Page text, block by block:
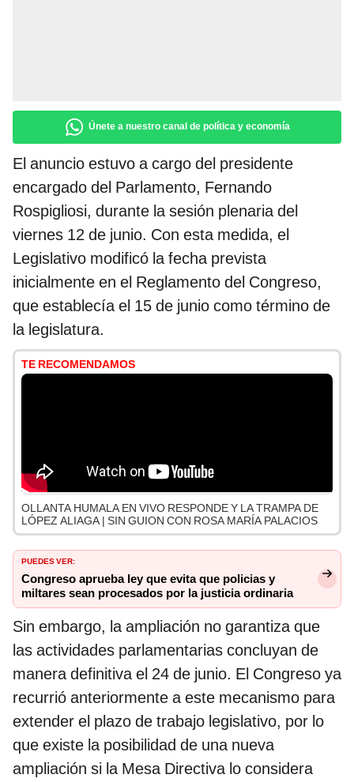
Únete a nuestro canal de política y economía
El anuncio estuvo a cargo del presidente
encargado del Parlamento, Fernando
Rospigliosi, durante la sesión plenaria del
viernes 12 de junio. Con esta medida, el
Legislativo modificó la fecha prevista
inicialmente en el Reglamento del Congreso,
que establecía el 15 de junio como término de
la legislatura.
TE RECOMENDAMOS
OLLANTA HUMALA EN VIVO RESPONDE Y LA TRAMPA DE
LÓPEZ ALIAGA | SIN GUION CON ROSA MARÍA PALACIOS
PUEDES VER:
Congreso aprueba ley que evita que policias y
miltares sean procesados por la justicia ordinaria
Sin embargo, la ampliación no garantiza que
las actividades parlamentarias concluyan de
manera definitiva el 24 de junio. El Congreso ya
recurrió anteriormente a este mecanismo para
extender el plazo de trabajo legislativo, por lo
que existe la posibilidad de una nueva
ampliación si la Mesa Directiva lo considera